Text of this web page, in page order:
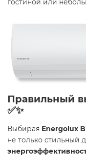
гостиной или
Правильный
✅✨
Выбирая Energolux
не только стильный